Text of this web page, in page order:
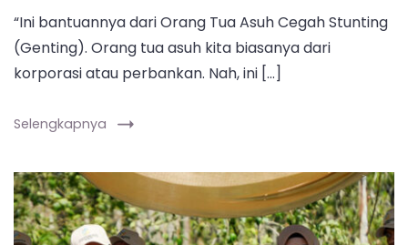
“Ini bantuannya dari Orang Tua Asuh Cegah Stunting
(Genting). Orang tua asuh kita biasanya dari
korporasi atau perbankan. Nah, ini […]
Selengkapnya
Mendukbangga/Kepala
BKKBN
Wihaji